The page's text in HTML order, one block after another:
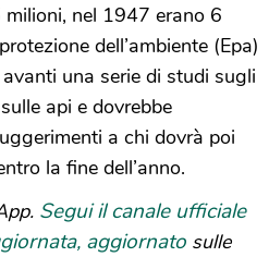
nel 1947 erano 6
dell’ambiente (Epa)
una serie di studi sugli
api e dovrebbe
a chi dovrà poi
la fine dell’anno.
Segui il canale ufficiale
aggiornato sulle